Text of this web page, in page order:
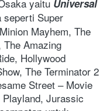
yaitu Universal
seperti Super
Mayhem, The
Amazing
Hollywood
The Terminator 2
Street – Movie
Playland, Jurassic